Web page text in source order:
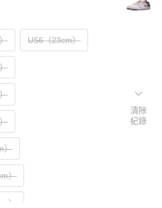
US6（23cm）
）
）
）
清除
紀錄